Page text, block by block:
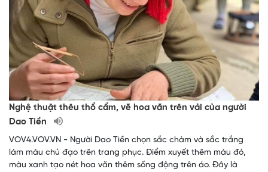
Nghệ thuật thêu thổ cẩm, vẽ hoa văn trên vải của người
Dao Tiền
VOV4.VOV.VN - Người Dao Tiền chọn sắc chàm và sắc trắng
làm màu chủ đạo trên trang phục. Điểm xuyết thêm màu đỏ,
màu xanh tạo nét hoa văn thêm sống động trên áo. Đây là